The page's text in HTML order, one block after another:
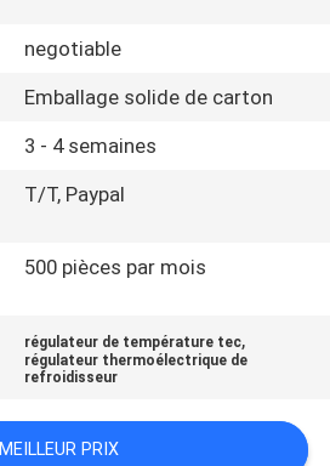
negotiable
Emballage solide de carton
3 - 4 semaines
T/T, Paypal
500 pièces par mois
régulateur de température tec,
régulateur thermoélectrique de
refroidisseur
MEILLEUR PRIX